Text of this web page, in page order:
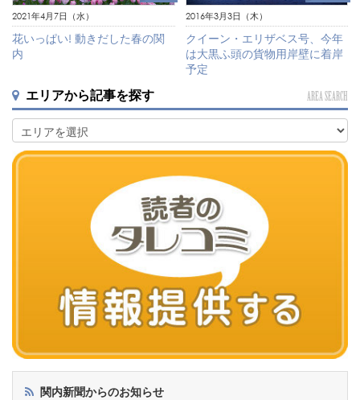
2021年4月7日（水）
花いっぱい! 動きだした春の関
内
2016年3月3日（木）
クイーン・エリザベス号、今年
は大黒ふ頭の貨物用岸壁に着岸
予定
エリアから記事を探す AREA SEARCH
関内新聞からのお知らせ